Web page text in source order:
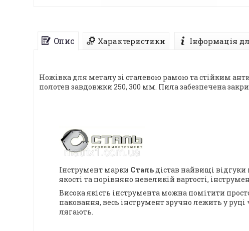
Опис Характеристики Інформація
Ножівка для металу зі сталевою рамою та стійким
полотен завдовжки 250, 300 мм. Пила забезпечена
Інструмент марки Стальдістав найвищі
якості та порівняно невеликій вартості,
Висока якість інструмента можна помітити
паковання, весь інструмент зручно лежить у
лягають.